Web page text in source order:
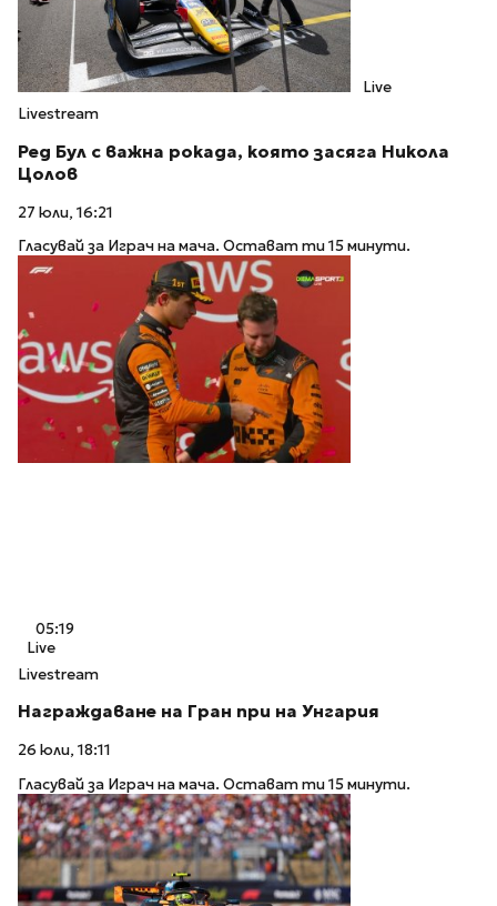
Live
Livestream
Ред Бул с важна рокада, която засяга Никола
Цолов
27 юли, 16:21
Гласувай за Играч на мача. Остават ти 15 минути.
05:19
Live
Livestream
Награждаване на Гран при на Унгария
26 юли, 18:11
Гласувай за Играч на мача. Остават ти 15 минути.